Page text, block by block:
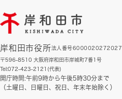
岸和田市役所法人番号6000020272027
〒596-8510 大阪府岸和田市岸城町7番1号
Tel:072-423-2121(代表)
開庁時間:午前9時から午後5時30分まで
（土曜日、日曜日、祝日、年末年始除く）